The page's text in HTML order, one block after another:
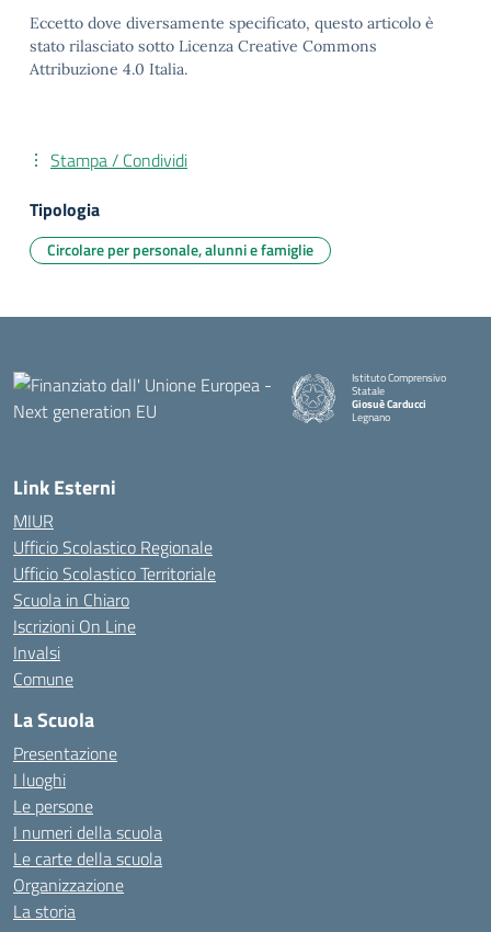
Eccetto dove diversamente specificato, questo articolo è
stato rilasciato sotto Licenza Creative Commons
Attribuzione 4.0 Italia.
Stampa / Condividi
Tipologia
Circolare per personale, alunni e famiglie
Istituto Comprensivo
Statale
Giosuè Carducci
Legnano
Link Esterni
MIUR
Ufficio Scolastico Regionale
Ufficio Scolastico Territoriale
Scuola in Chiaro
Iscrizioni On Line
Invalsi
Comune
La Scuola
Presentazione
I luoghi
Le persone
I numeri della scuola
Le carte della scuola
Organizzazione
La storia